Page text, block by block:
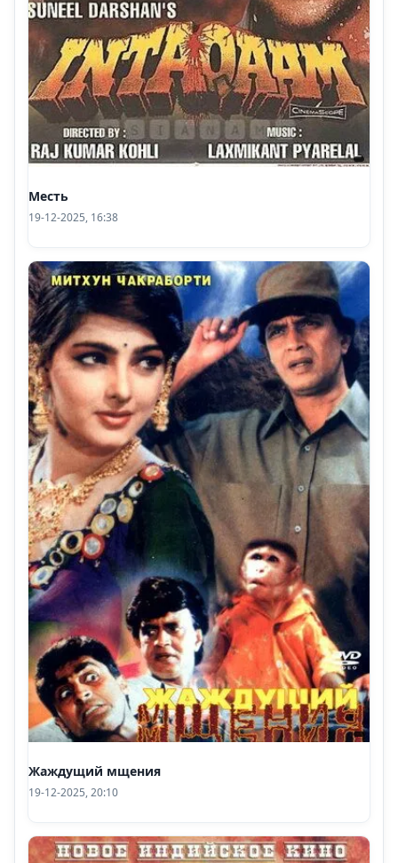
Месть
19-12-2025, 16:38
Жаждущий мщения
19-12-2025, 20:10